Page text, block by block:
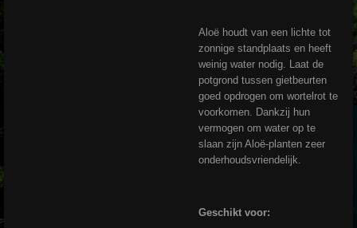
Aloë houdt van een lichte tot
zonnige standplaats en heeft
weinig water nodig. Laat de
potgrond tussen gietbeurten
goed opdrogen om wortelrot te
voorkomen. Dankzij hun
vermogen om water op te
slaan zijn Aloë-planten zeer
onderhoudsvriendelijk.
Geschikt voor: